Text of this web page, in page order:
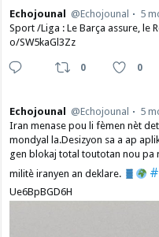
Echojounal @Echojounal
5
Sport /Liga : Le Barça assure, le
o/SW5kaGl3Zz
0 0
Echojounal @Echojounal
5
Iran menase pou li fèmen nèt
mondyal la.Desizyon sa a ap
gen blokaj total toutotan nou pa
militè iranyen an deklare.
Ue6BpBGD6H